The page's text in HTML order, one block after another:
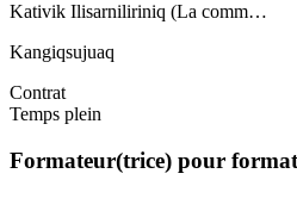
Kativik Ilisarniliriniq (La comm…
Kangiqsujuaq
Contrat
Temps plein
Formateur(trice) pour